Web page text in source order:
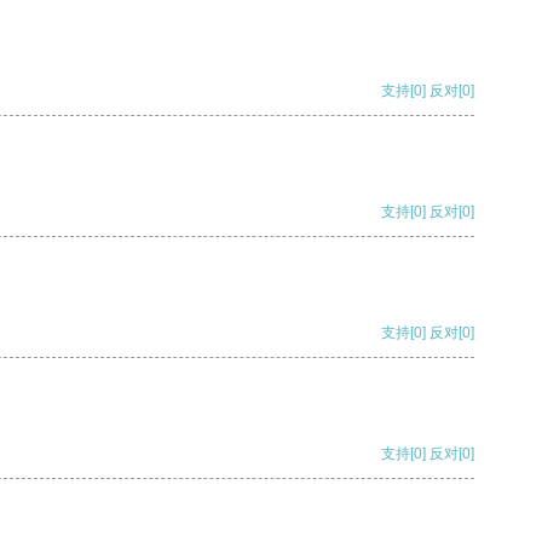
支持[0] 反对[0]
支持[0] 反对[0]
支持[0] 反对[0]
支持[0] 反对[0]